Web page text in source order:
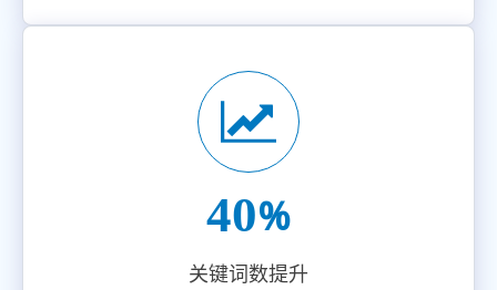
40%
关键词数提升